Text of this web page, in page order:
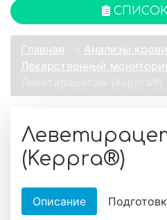
СПИСОК
Главная Анализы крови
Лекарственный
(Keppra®)
Описание